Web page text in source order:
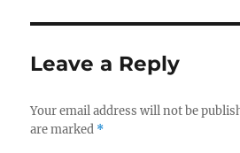
Leave a Reply
Your email address will not be
are marked *